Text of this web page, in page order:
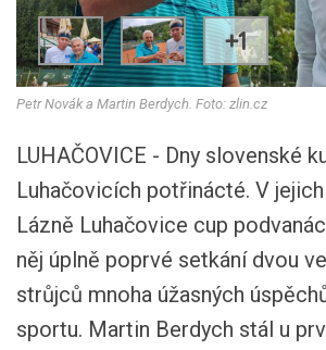
+1
Petr Novák a Martin Berdych. Foto: zlin.cz
LUHAČOVICE - Dny slovenské
Luhačovicích potřinácté. V
Lázně Luhačovice cup
něj úplně poprvé setkání dvou
strůjců mnoha úžasných
sportu. Martin Berdych stál u